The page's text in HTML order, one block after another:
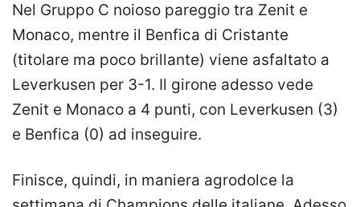
Nel Gruppo C noioso pareggio tra Zenit e
Monaco, mentre il Benfica di Cristante
(titolare ma poco brillante) viene asfaltato a
Leverkusen per 3-1. Il girone adesso vede
Zenit e Monaco a 4 punti, con Leverkusen (3)
e Benfica (0) ad inseguire.
Finisce, quindi, in maniera agrodolce la